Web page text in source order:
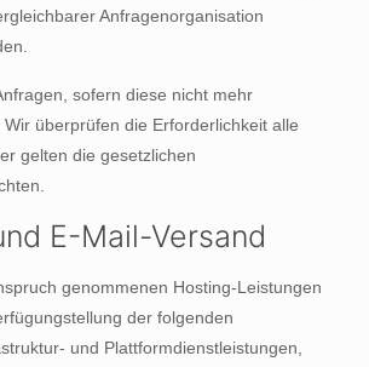
Anfragenorganisation
sofern diese nicht mehr
überprüfen die Erforderlichkeit alle
gelten die gesetzlichen
E-Mail-Versand
genommenen Hosting-Leistungen
der folgenden
und Plattformdienstleistungen,